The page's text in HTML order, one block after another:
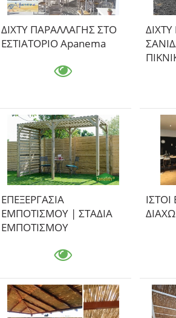
ΔΙΧΤΥ ΠΑΡΑΛΛΑΓΗΣ ΣΤΟ
ΕΣΤΙΑΤΟΡΙΟ Apanema
ΕΠΕΞΕΡΓΑΣΙΑ
ΕΜΠΟΤΙΣΜΟΥ | ΣΤΑΔΙΑ
ΕΜΠΟΤΙΣΜΟΥ